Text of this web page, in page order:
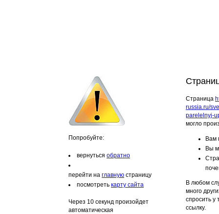
Попробуйте:
вернуться обратно
перейти на главную страницу
посмотреть карту сайта
Через 10 секунд произойдет
автоматическая
Страница
russia.ru/
parelelnyj-
могло
Вам
Вы
В любом
много
спросить у
ссылку.